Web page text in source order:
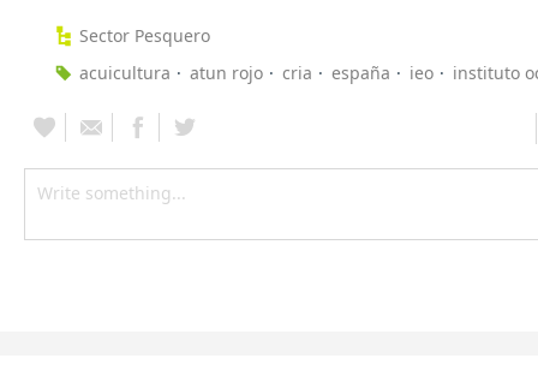
Sector Pesquero
acuicultura
atun rojo cria españa ieo instituto